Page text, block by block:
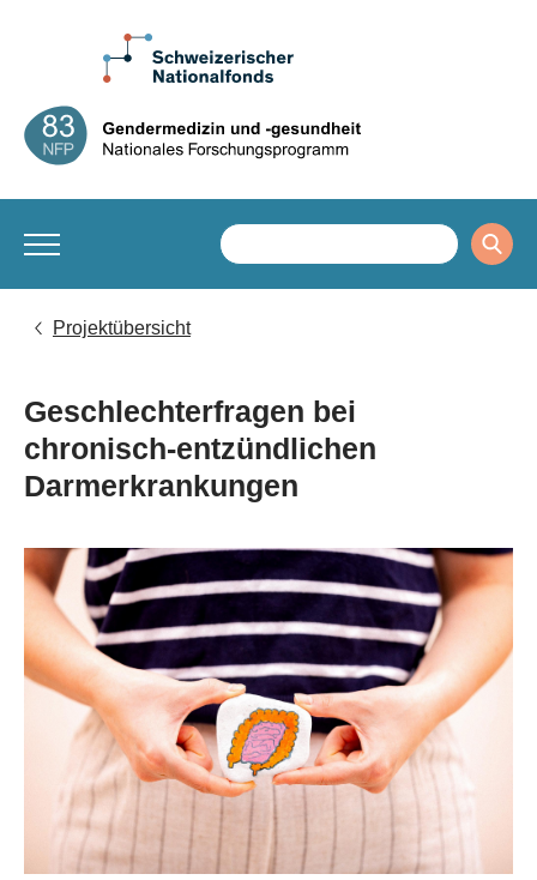
Projektübersicht
Geschlechterfragen bei
chronisch-entzündlichen
Darmerkrankungen